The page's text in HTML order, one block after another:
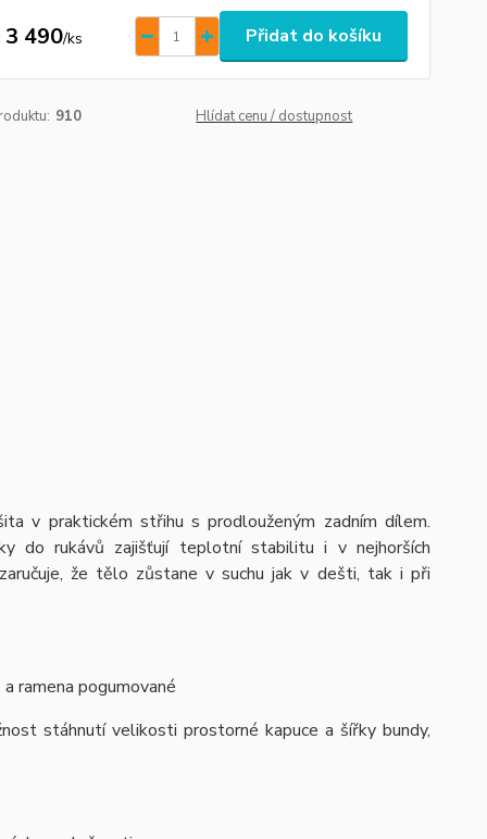
3 490/ks Přidat do košíku
910 Hlídat cenu / dostupnost
v praktickém střihu s prodlouženým zadním dílem.
do rukávů zajišťují teplotní stabilitu i v nejhorších
že tělo zůstane v suchu jak v dešti, tak i při
ramena pogumované
stáhnutí velikosti prostorné kapuce a šířky bundy,